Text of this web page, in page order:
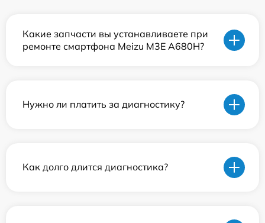
Какие запчасти вы устанавливаете при
ремонте смартфона Meizu M3E A680H?
Нужно ли платить за диагностику?
Как долго длится диагностика?